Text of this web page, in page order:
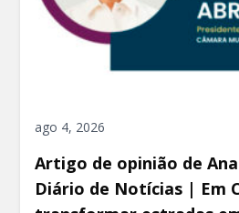
ago 4, 2026
Artigo de opinião de
Diário de Notícias | Em